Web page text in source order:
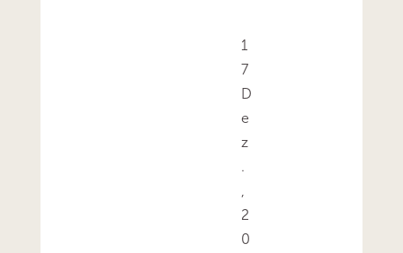
1
7
D
e
z
.
,
2
0